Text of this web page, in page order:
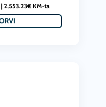
2,553.23€KM-ta